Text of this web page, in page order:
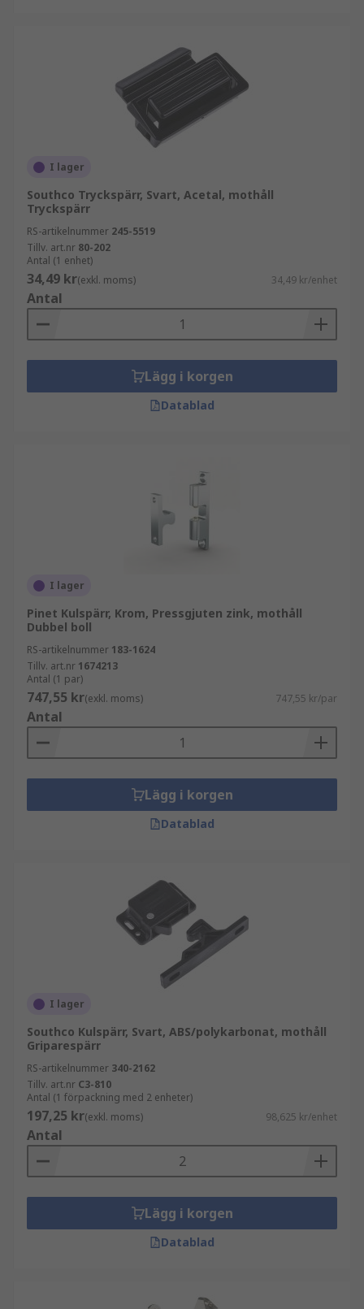
I lager
Southco Tryckspärr, Svart, Acetal, mothåll
Tryckspärr
RS-artikelnummer 245-5519
Tillv. art.nr 80-202
Antal (1 enhet)
34,49 kr(exkl. moms) 34,49 kr/enhet
Antal
Lägg i korgen
Datablad
I lager
Pinet Kulspärr, Krom, Pressgjuten zink, mothåll
Dubbel boll
RS-artikelnummer 183-1624
Tillv. art.nr 1674213
Antal (1 par)
747,55 kr(exkl. moms) 747,55 kr/par
Antal
Lägg i korgen
Datablad
I lager
Southco Kulspärr, Svart, ABS/polykarbonat, mothåll
Griparespärr
RS-artikelnummer 340-2162
Tillv. art.nr C3-810
Antal (1 förpackning med 2 enheter)
197,25 kr(exkl. moms) 98,625 kr/enhet
Antal
Lägg i korgen
Datablad